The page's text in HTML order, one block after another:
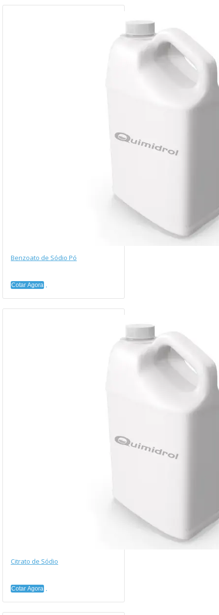
Benzoato de Sódio Pó
Cotar Agora
Citrato de Sódio
Cotar Agora